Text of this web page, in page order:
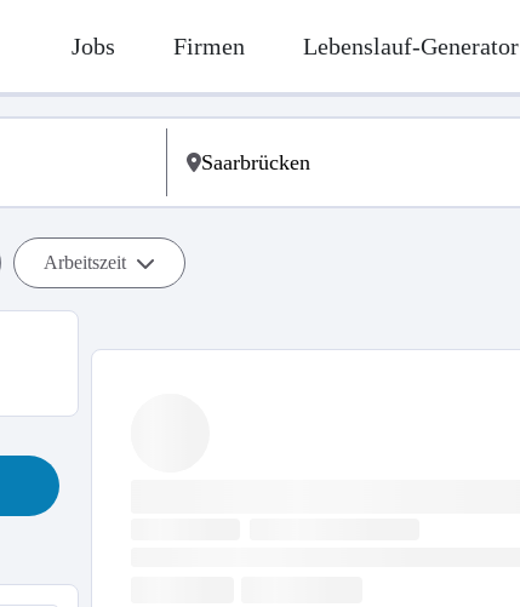
Jobs Firmen Lebenslauf-Generator
Arbeitszeit